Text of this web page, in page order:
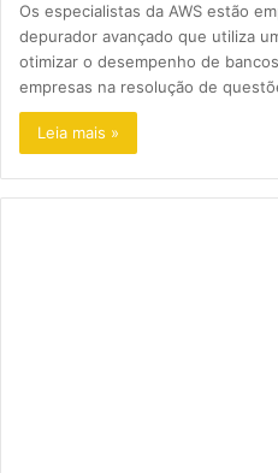
Os especialistas da AWS estão
depurador avançado que utiliza
otimizar o desempenho de
empresas na resolução de
Leia mais »